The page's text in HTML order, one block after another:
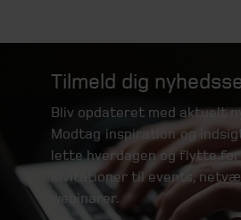
Tilmeld dig
Bliv opdateret med aktuelt
Modtag inspiration og
lette hverdagen og flytte
invitationer til events,
webinarer.